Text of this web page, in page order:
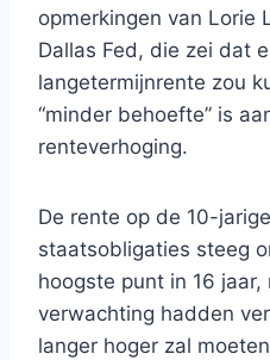
opmerkingen van Lorie
Dallas Fed, die zei dat
langetermijnrente zou
“minder behoefte” is
renteverhoging.
De rente op de 10-
staatsobligaties steeg
hoogste punt in 16
verwachting hadden
langer hoger zal